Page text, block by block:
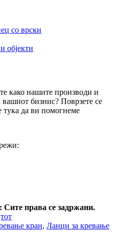
со врски
објекти
како нашите производи и
бизнис? Поврзете се
да ви помогнеме
права се задржани.
кран, Ланци за кревање